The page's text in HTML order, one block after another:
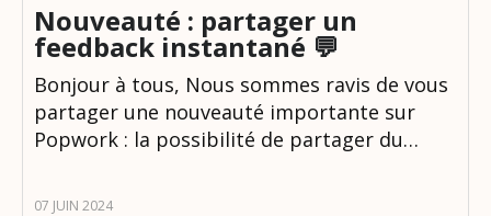
Nouveauté : partager un
feedback instantané 💬
Bonjour à tous, Nous sommes ravis de vous
partager une nouveauté importante sur
Popwork : la possibilité de partager du…
07 JUIN 2024